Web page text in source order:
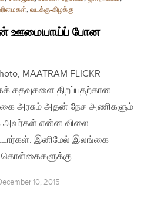
, வடக்கு-கிழக்கு
ஊமையாய்ப் போன
MAATRAM FLICKR
கதவுகளை திறப்பதற்கான
அரசும் அதன் நேச அணிகளும்
அவர்கள் என்ன விலை
இனிமேல் இலங்கை
கொள்கைகளுக்கு…
10, 2015